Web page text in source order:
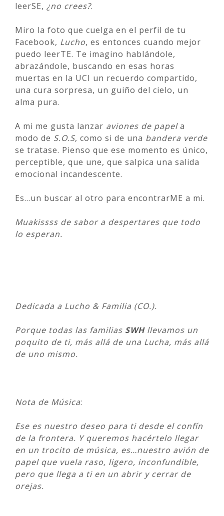
leerSE, ¿no crees?.
Miro la foto que cuelga en el perfil de tu
Facebook, Lucho, es entonces cuando mejor
puedo leerTE. Te imagino hablándole,
abrazándole, buscando en esas horas
muertas en la UCI un recuerdo compartido,
una cura sorpresa, un guiño del cielo, un
alma pura.
A mi me gusta lanzar aviones de papela
modo de S.O.S, como si de una bandera verde
se tratase. Pienso que ese momento es único,
perceptible, que une, que salpica una salida
emocional incandescente.
Es…un buscar al otro para encontrarME a mi.
Muakissss de sabor a despertares que todo
lo esperan.
Dedicada a Lucho & Familia (CO.).
Porque todas las familias SWH llevamos un
poquito de ti, más allá de una Lucha, más allá
de uno mismo.
Nota de Música:
Ese es nuestro deseo para ti desde el confín
de la frontera. Y queremos hacértelo llegar
en un trocito de música, es…nuestro avión de
papel que vuela raso, ligero, inconfundible,
pero que llega a ti en un abrir y cerrar de
orejas.